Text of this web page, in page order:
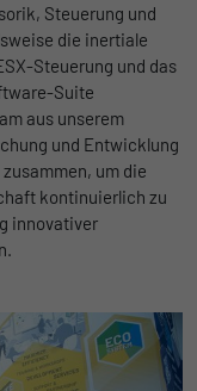
Steuerung und
die inertiale
Steuerung und das
Suite
aus unserem
und Entwicklung
um die
kontinuierlich zu
innovativer